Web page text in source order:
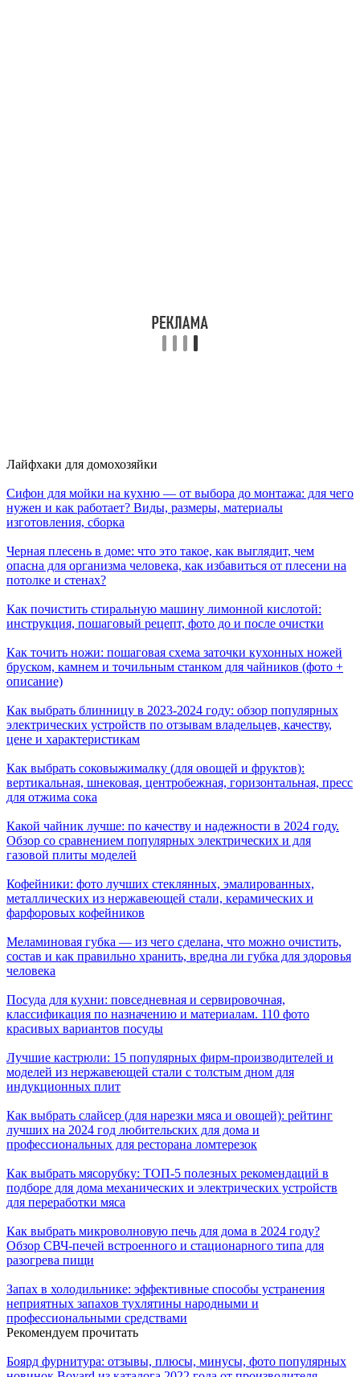
Лайфхаки для домохозяйки
Сифон для мойки на кухню — от выбора до монтажа: для чего
нужен и как работает? Виды, размеры, материалы
изготовления, сборка
Черная плесень в доме: что это такое, как выглядит, чем
опасна для организма человека, как избавиться от плесени на
потолке и стенах?
Как почистить стиральную машину лимонной кислотой:
инструкция, пошаговый рецепт, фото до и после очистки
Как точить ножи: пошаговая схема заточки кухонных ножей
бруском, камнем и точильным станком для чайников (фото +
описание)
Как выбрать блинницу в 2023-2024 году: обзор популярных
электрических устройств по отзывам владельцев, качеству,
цене и характеристикам
Как выбрать соковыжималку (для овощей и фруктов):
вертикальная, шнековая, центробежная, горизонтальная, пресс
для отжима сока
Какой чайник лучше: по качеству и надежности в 2024 году.
Обзор со сравнением популярных электрических и для
газовой плиты моделей
Кофейники: фото лучших стеклянных, эмалированных,
металлических из нержавеющей стали, керамических и
фарфоровых кофейников
Меламиновая губка — из чего сделана, что можно очистить,
состав и как правильно хранить, вредна ли губка для здоровья
человека
Посуда для кухни: повседневная и сервировочная,
классификация по назначению и материалам. 110 фото
красивых вариантов посуды
Лучшие кастрюли: 15 популярных фирм-производителей и
моделей из нержавеющей стали с толстым дном для
индукционных плит
Как выбрать слайсер (для нарезки мяса и овощей): рейтинг
лучших на 2024 год любительских для дома и
профессиональных для ресторана ломтерезок
Как выбрать мясорубку: ТОП-5 полезных рекомендаций в
подборе для дома механических и электрических устройств
для переработки мяса
Как выбрать микроволновую печь для дома в 2024 году?
Обзор СВЧ-печей встроенного и стационарного типа для
разогрева пищи
Запах в холодильнике: эффективные способы устранения
неприятных запахов тухлятины народными и
профессиональными средствами
Рекомендуем прочитать
Боярд фурнитура: отзывы, плюсы, минусы, фото популярных